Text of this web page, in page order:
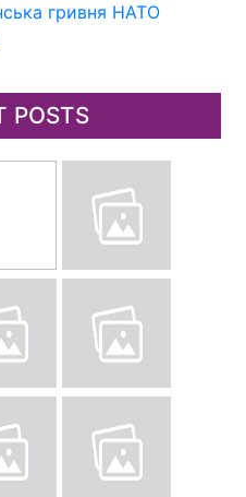
гривня НАТО
POSTS